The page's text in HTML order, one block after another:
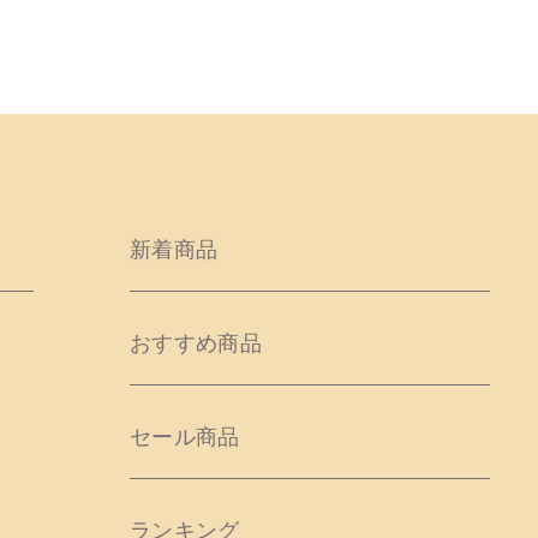
新着商品
おすすめ商品
セール商品
ランキング